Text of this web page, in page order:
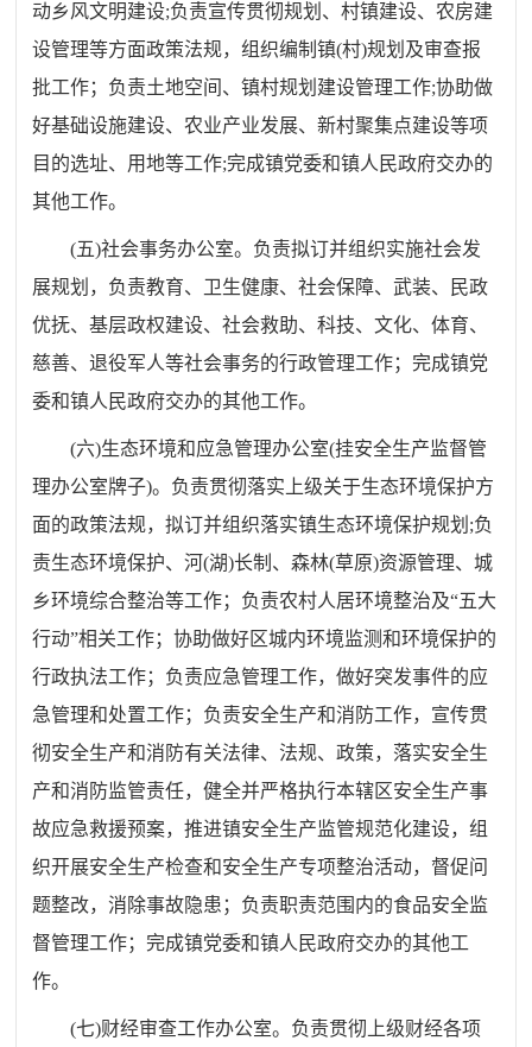
动乡风文明建设;负责宣传贯彻规划、村镇建设、农房建
设管理等方面政策法规，组织编制镇(村)规划及审查报
批工作； 负责土地空间、镇村规划建设管理工作;协助做
好基础设施建设、农业产业发展、新村聚集点建设等项
目的选址、用地等工作;完成镇党委和镇人民政府交办的
其他工作。
(五)社会事务办公室。负责拟订并组织实施社会发
展规划，负责教育、卫生健康、社会保障、武装、民政
优抚、基层政权建设、社会救助、科技、文化、体育、
慈善、退役军人等社会事务的行政管理工作； 完成镇党
委和镇人民政府交办的其他工作。
(六)生态环境和应急管理办公室(挂安全生产监督管
理办公室牌子)。负责贯彻落实上级关于生态环境保护方
面的政策法规，拟订并组织落实镇生态环境保护规划 ;负
责生态环境保护、河(湖)长制、森林(草原)资源管理、城
乡环境综合整治等工作； 负责农村人居环境整治及“五大
行动”相关工作；协助做好区城内环境监测和环境保护的
行政执法工作； 负责应急管理工作，做好突发事件的应
急管理和处置工作； 负责安全生产和消防工作，宣传贯
彻安全生产和消防有关法律、法规、政策，落实安全生
产和消防监管责任，健全并严格执行本辖区安全生产事
故应急救援预案，推进镇安全生产监管规范化建设，组
织开展安全生产检查和安全生产专项整治活动，督促问
题整改，消除事故隐患；负责职责范围内的食品安全监
督管理工作；完成镇党委和镇人民政府交办的其他工
作。
(七)财经审查工作办公室。负责贯彻上级财经各项